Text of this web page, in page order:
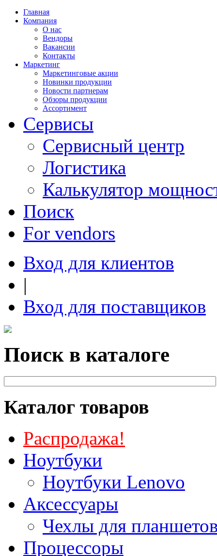
Главная
Компания
О нас
Вендоры
Вакансии
Контакты
Маркетинг
Маркетинговые акции
Новинки продукции
Новости партнерам
Обзоры продукции
Ассортимент
Сервисы
Сервисный центр
Логистика
Калькулятор
Поиск
For vendors
Вход для клиентов
|
Вход для поставщиков
Поиск в каталоге
Каталог товаров
Распродажа!
Ноутбуки
Ноутбуки Lenovo
Аксессуары
Чехлы для
Процессоры